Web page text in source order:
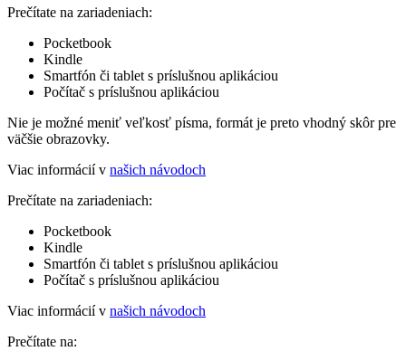
Prečítate na zariadeniach:
Pocketbook
Kindle
Smartfón či tablet s príslušnou aplikáciou
Počítač s príslušnou aplikáciou
Nie je možné meniť veľkosť písma, formát je preto vhodný skôr pre
väčšie obrazovky.
Viac informácií v našich návodoch
Prečítate na zariadeniach:
Pocketbook
Kindle
Smartfón či tablet s príslušnou aplikáciou
Počítač s príslušnou aplikáciou
Viac informácií v našich návodoch
Prečítate na: